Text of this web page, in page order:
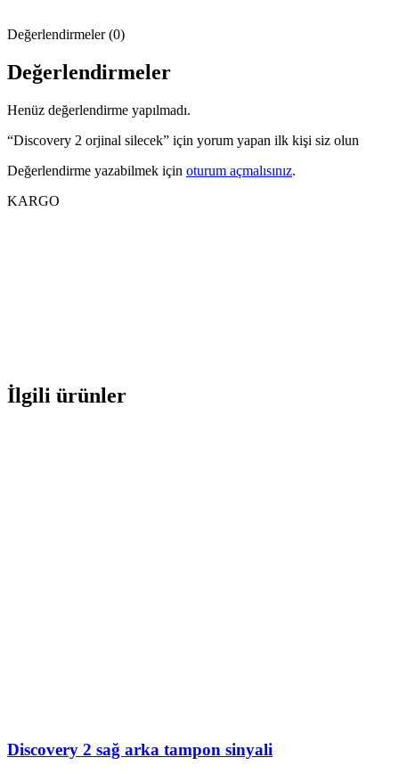
Değerlendirmeler (0)
Değerlendirmeler
Henüz değerlendirme yapılmadı.
“Discovery 2 orjinal silecek” için yorum yapan ilk kişi siz olun
Değerlendirme yazabilmek için oturum açmalısınız.
KARGO
İlgili ürünler
Discovery 2 sağ arka tampon sinyali